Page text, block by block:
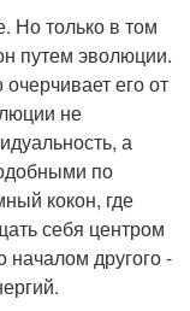
Но только в том
путем эволюции.
его от
не
а
по
кокон, где
себя центром
началом другого -